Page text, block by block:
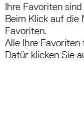
Ihre Favoriten
Beim Klick auf die
Favoriten.
Alle Ihre Favoriten
Dafür klicken Sie